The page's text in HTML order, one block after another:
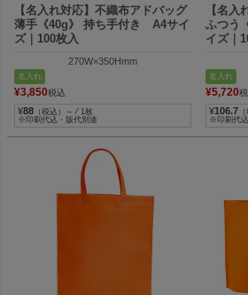
【名入れ対応】不織布アドバッグ
薄手《40g》 持ち手付き A4サイ
ズ｜100枚入
270W×350Hmm
名入れ
¥3,850税込
¥88 （税込）～ ⁄ 1枚
※印刷代込・版代別途
【名入
ふつう
イズ｜
名入れ
¥5,720
¥106.7
※印刷代